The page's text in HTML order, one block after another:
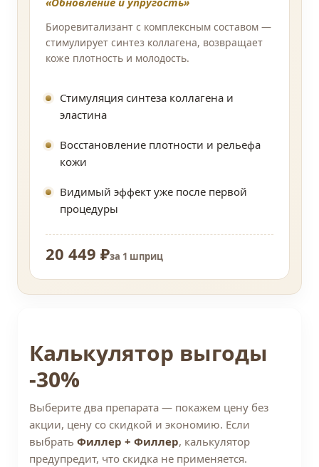
Биоревитализант с комплексным составом —
стимулирует синтез коллагена, возвращает
коже плотность и молодость.
Стимуляция синтеза коллагена и
эластина
Восстановление плотности и рельефа
кожи
Видимый эффект уже после первой
процедуры
20 449 ₽за 1 шприц
Калькулятор выгоды
-30%
Выберите два препарата — покажем цену без
акции, цену со скидкой и экономию. Если
выбрать Филлер + Филлер, калькулятор
предупредит, что скидка не применяется.